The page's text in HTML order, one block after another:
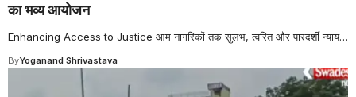
का भव्य आयोजन
Enhancing Access to Justice आम नागरिकों तक सुलभ, त्वरित और पारदर्शी न्याय…
ByYoganand Shrivastava